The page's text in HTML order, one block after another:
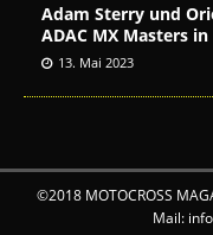
Adam Sterry und
ADAC MX Masters
13. Mai 2023
©2018 MOTOCROSS
Mail: